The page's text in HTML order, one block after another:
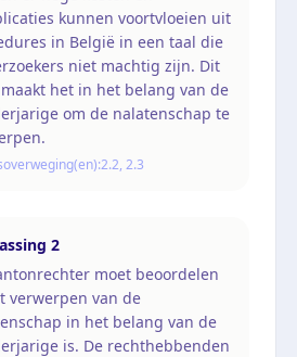
kunnen voortvloeien uit
in België in een taal die
niet machtig zijn. Dit
het in het belang van de
om de nalatenschap te
2.2, 2.3
2
moet beoordelen
verwerpen van de
in het belang van de
is. De rechthebbenden